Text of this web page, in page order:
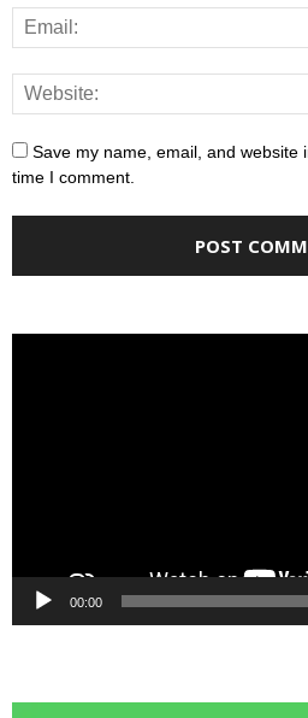
Save my name, email, and website
time I comment.
00:00